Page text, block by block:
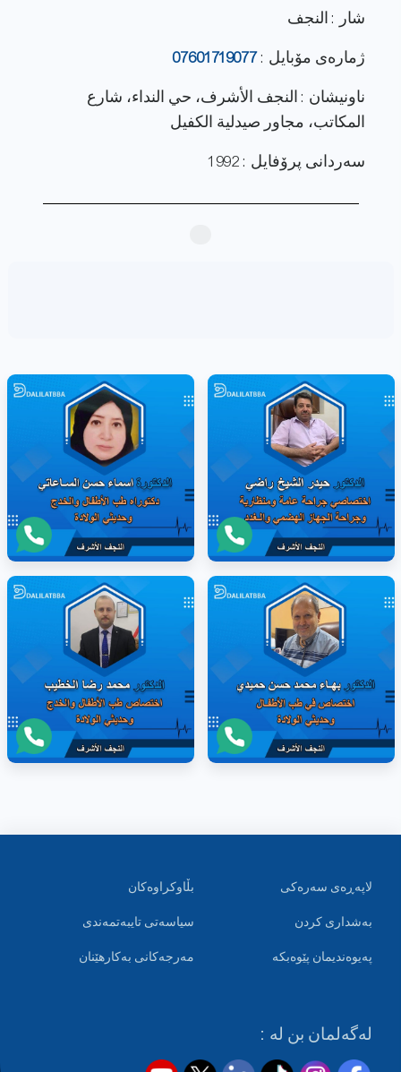
شار : النجف
ژماره‌ی مۆبایل :07601719077
ناونيشان : النجف الأشرف، حي النداء، شارع
المكاتب، مجاور صيدلية الكفيل
سەردانی پرۆفایل : 1992
لاپەڕەی سەرەکی
بەشداری کردن
پەیوەندیمان پێوەبکە
بڵاوکراوەکان
سیاسەتی تایبەتمەندی
مەرجەکانی بەکارهێنان
لەگەلمان بن لە :